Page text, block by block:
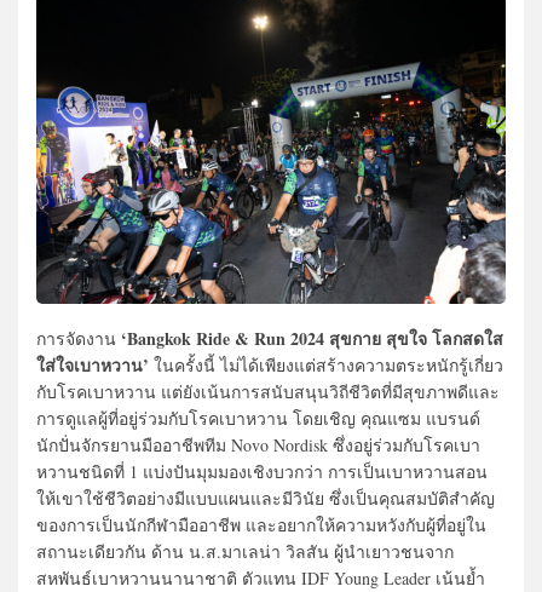
การจัดงาน ‘Bangkok Ride & Run 2024 สุขกาย สุขใจ โลกสดใส
ใส่ใจเบาหวาน’ ในครั้งนี้ ไม่ได้เพียงแต่สร้างความตระหนักรู้เกี่ยว
กับโรคเบาหวาน แต่ยังเน้นการสนับสนุนวิถีชีวิตที่มีสุขภาพดีและ
การดูแลผู้ที่อยู่ร่วมกับโรคเบาหวาน โดยเชิญ คุณแซม แบรนด์
นักปั่นจักรยานมืออาชีพทีม Novo Nordisk ซึ่งอยู่ร่วมกับโรคเบา
หวานชนิดที่ 1 แบ่งปันมุมมองเชิงบวกว่า การเป็นเบาหวานสอน
ให้เขาใช้ชีวิตอย่างมีแบบแผนและมีวินัย ซึ่งเป็นคุณสมบัติสำคัญ
ของการเป็นนักกีฬามืออาชีพ และอยากให้ความหวังกับผู้ที่อยู่ใน
สถานะเดียวกัน ด้าน น.ส.มาเลน่า วิลสัน ผู้นำเยาวชนจาก
สหพันธ์เบาหวานนานาชาติ ตัวแทน IDF Young Leader เน้นย้ำ